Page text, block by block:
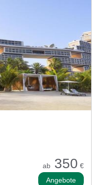
ab 350 €
Angebote